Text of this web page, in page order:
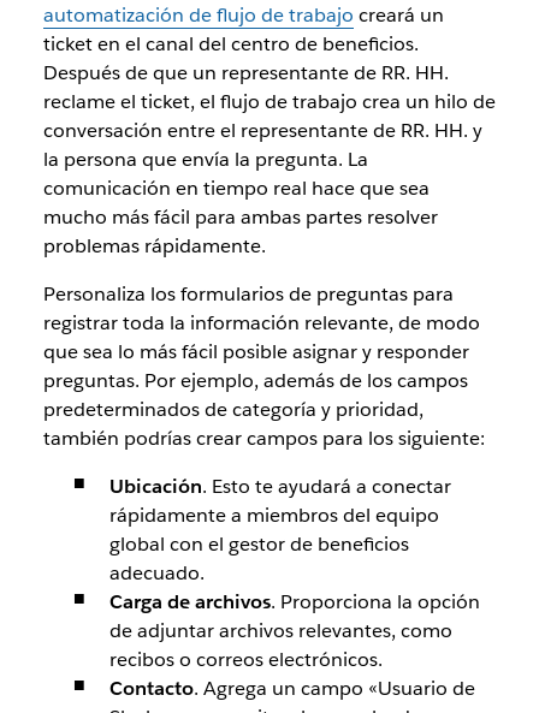
automatización de flujo de trabajo creará un
ticket en el canal del centro de beneficios.
Después de que un representante de RR. HH.
reclame el ticket, el flujo de trabajo crea un hilo de
conversación entre el representante de RR. HH. y
la persona que envía la pregunta. La
comunicación en tiempo real hace que sea
mucho más fácil para ambas partes resolver
problemas rápidamente.
Personaliza los formularios de preguntas para
registrar toda la información relevante, de modo
que sea lo más fácil posible asignar y responder
preguntas. Por ejemplo, además de los campos
predeterminados de categoría y prioridad,
también podrías crear campos para los siguiente:
Ubicación. Esto te ayudará a conectar
rápidamente a miembros del equipo
global con el gestor de beneficios
adecuado.
Carga de archivos. Proporciona la opción
de adjuntar archivos relevantes, como
recibos o correos electrónicos.
Contacto. Agrega un campo «Usuario de